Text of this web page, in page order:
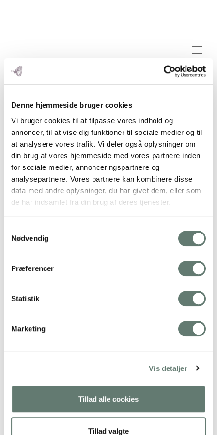
Denne hjemmeside bruger cookies
Vi bruger cookies til at tilpasse vores indhold og
annoncer, til at vise dig funktioner til sociale medier og til
at analysere vores trafik. Vi deler også oplysninger om
din brug af vores hjemmeside med vores partnere inden
for sociale medier, annonceringspartnere og
analysepartnere. Vores partnere kan kombinere disse
data med andre oplysninger, du har givet dem, eller som
de har indsamlet fra din brug af deres tjenester.
Nødvendig
Præferencer
Statistik
Marketing
Vis detaljer
Tillad alle cookies
Tillad valgte
Downloads
thumbnail